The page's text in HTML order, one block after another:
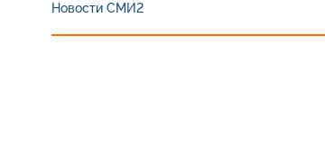
Новости СМИ2